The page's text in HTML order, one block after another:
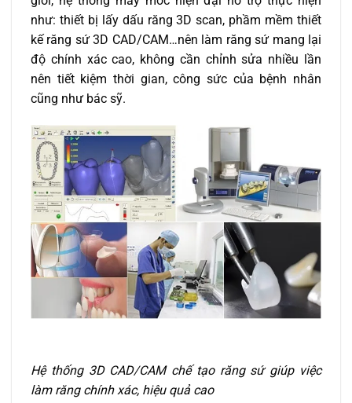
như: thiết bị lấy dấu răng 3D scan, phầm mềm thiết
kế răng sứ 3D CAD/CAM…nên làm răng sứ mang lại
độ chính xác cao, không cần chỉnh sửa nhiều lần
nên tiết kiệm thời gian, công sức của bệnh nhân
cũng như bác sỹ.
Hệ thống 3D CAD/CAM chế tạo răng sứ giúp việc
làm răng chính xác, hiệu quả cao